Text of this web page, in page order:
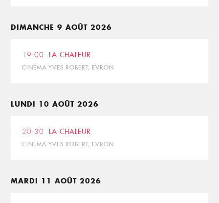
DIMANCHE 9 AOÛT 2026
19:00 LA CHALEUR
CINÉMA YVES ROBERT, EVRON
LUNDI 10 AOÛT 2026
20:30 LA CHALEUR
CINÉMA YVES ROBERT, EVRON
MARDI 11 AOÛT 2026